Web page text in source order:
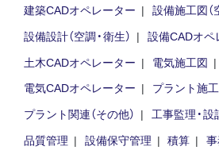
建築CADオペレーター
設備施工図（
設備設計（空調・衛生）
設備CADオペ
土木CADオペレーター
電気施工図
電気CADオペレーター
プラント施
プラント関連（その他）
工事監理・設
品質管理
設備保守管理 積算